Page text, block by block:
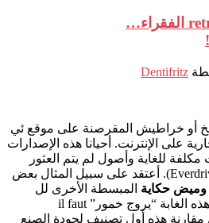
Dentifritz
أو خراطيش المقرصنة على موقع ئي
على الإنترنت. أحيانا هذه الإصدارات
للغاية وأصول لم يتم العثور
على (وإلا فإنه هو الحل للEverdrive). أعتقد على سبيل المثال بعض
وميض حكاية المبسطة الأخرى لل
. ومع ذلك، في هذه الغابة “يروج خمور” il faut
مقارنة هذه أول تصنيف لجودة الصنع